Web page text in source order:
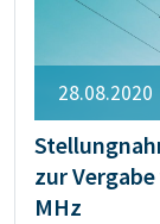
28.08.2020
zur
MHz